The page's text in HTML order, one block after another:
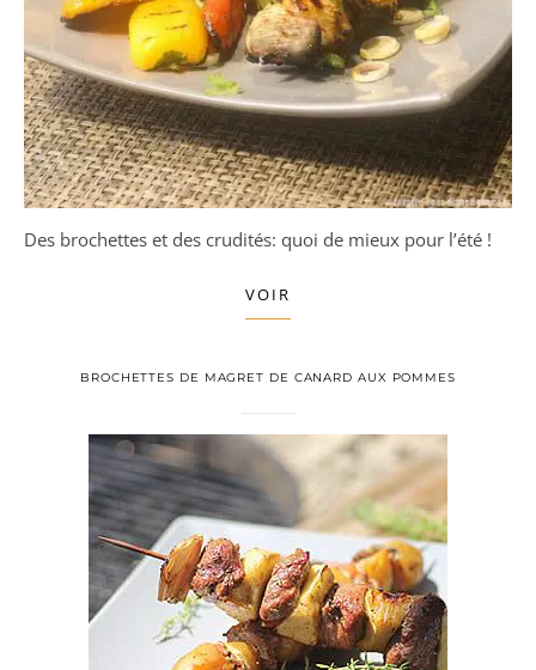
Des brochettes et des crudités: quoi de mieux pour l’été !
VOIR
BROCHETTES DE MAGRET DE CANARD AUX POMMES